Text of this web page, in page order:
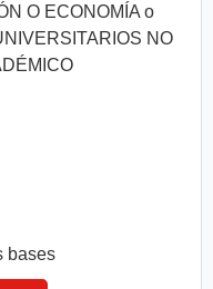
O ECONOMÍA o
NO
bases